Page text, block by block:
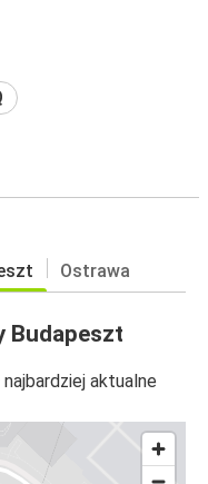
Ostrawa
Budapeszt
aktualne